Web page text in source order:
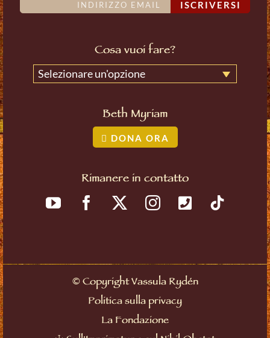
ISCRIVERSI
Cosa vuoi fare?
Selezionare un'opzione
Beth Myriam
DONA ORA
Rimanere in contatto
©Copyright Vassula Rydén
Politica sulla privacy
La Fondazione